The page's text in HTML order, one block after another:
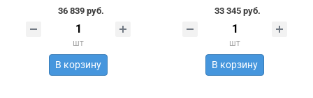
36 839 руб.
шт
В корзину
33 345 руб.
шт
В корзину